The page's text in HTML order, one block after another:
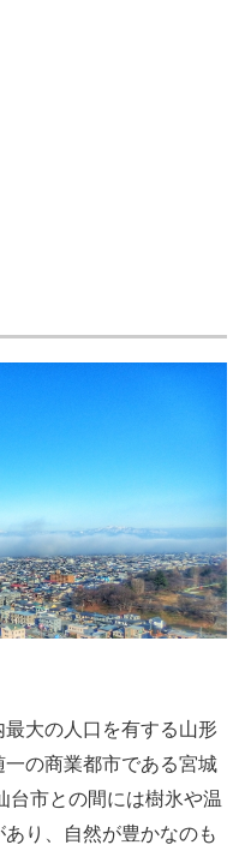
大の人口を有する山形
の商業都市である宮城
台市との間には樹氷や温
り、自然が豊かなのも